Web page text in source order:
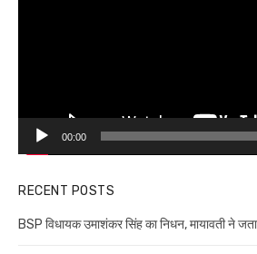
00:00
RECENT POSTS
BSP विधायक उमाशंकर सिंह का निधन, मायावती ने